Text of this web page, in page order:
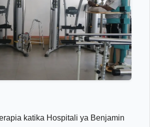
katika Hospitali ya Benjamin